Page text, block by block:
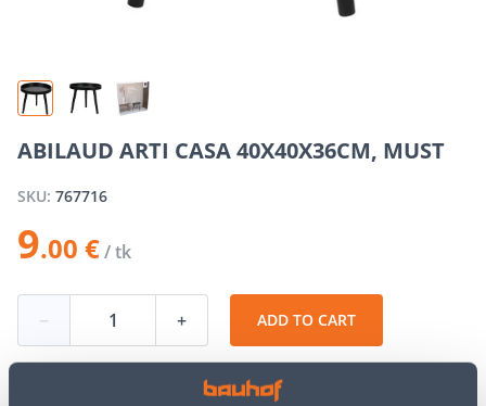
ABILAUD ARTI CASA 40X40X36CM, MUST
SKU: 767716
9.00 €/ tk
− + ADD TO CART